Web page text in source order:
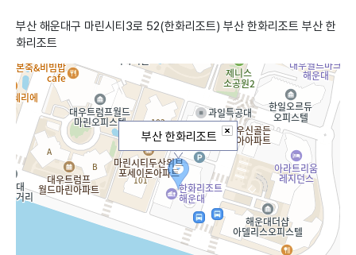
부산 해운대구 마린시티3로 52(한화리조트) 부산 한화리조트 부산 한
화리조트
부산 한화리조트